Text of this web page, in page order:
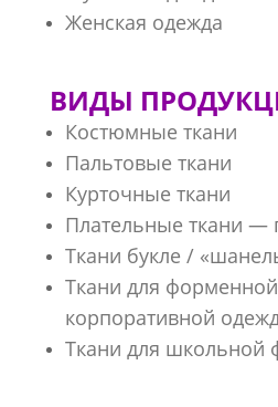
Женская одежда
ВИДЫ
Костюмные ткани
Пальтовые ткани
Курточные ткани
Плательные ткани —
Ткани букле /
Ткани для
корпоративной
Ткани для школьной